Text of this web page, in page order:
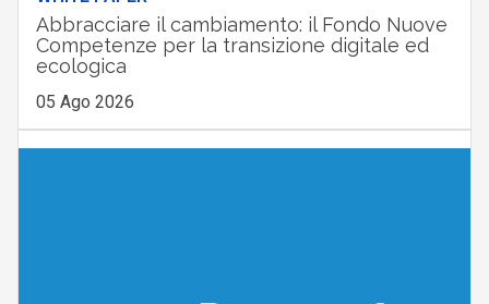
Abbracciare il cambiamento: il Fondo Nuove
Competenze per la transizione digitale ed
ecologica
05 Ago 2026